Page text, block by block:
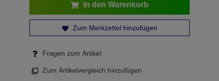
In den Warenkorb
Zum Merkzettel hinzufügen
Fragen zum Artikel
Zum Artikelvergleich hinzufügen